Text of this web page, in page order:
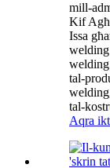
mill-
Kif
Issa
tal-
tal-
Aqra